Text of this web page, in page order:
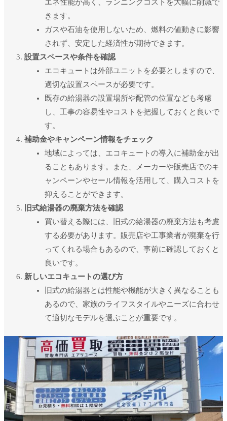
エネ性能が高く、ランニングコストを大幅に削減で
きます。
ガスや石油を使用しないため、燃料の値動きに影響
されず、安定した経済性が期待できます。
設置スペースや条件を確認
エコキュートは外部ユニットを必要としますので、
適切な設置スペースが必要です。
既存の給湯器の設置場所や配管の位置なども考慮
し、工事の容易性やコストを把握しておくと良いで
す。
補助金やキャンペーン情報をチェック
地域によっては、エコキュートの導入に補助金が出
ることもあります。また、メーカーや販売店でのキ
ャンペーンやセール情報を活用して、購入コストを
抑えることができます。
旧式給湯器の廃棄方法を確認
買い替える際には、旧式の給湯器の廃棄方法も考慮
する必要があります。販売店や工事業者が廃棄を行
ってくれる場合もあるので、事前に確認しておくと
良いです。
新しいエコキュートの選び方
旧式の給湯器とは性能や機能が大きく異なることも
あるので、家族のライフスタイルやニーズに合わせ
て適切なモデルを選ぶことが重要です。
ユーザー名またはメールアドレス *
ログイン状態を保存
ログイン